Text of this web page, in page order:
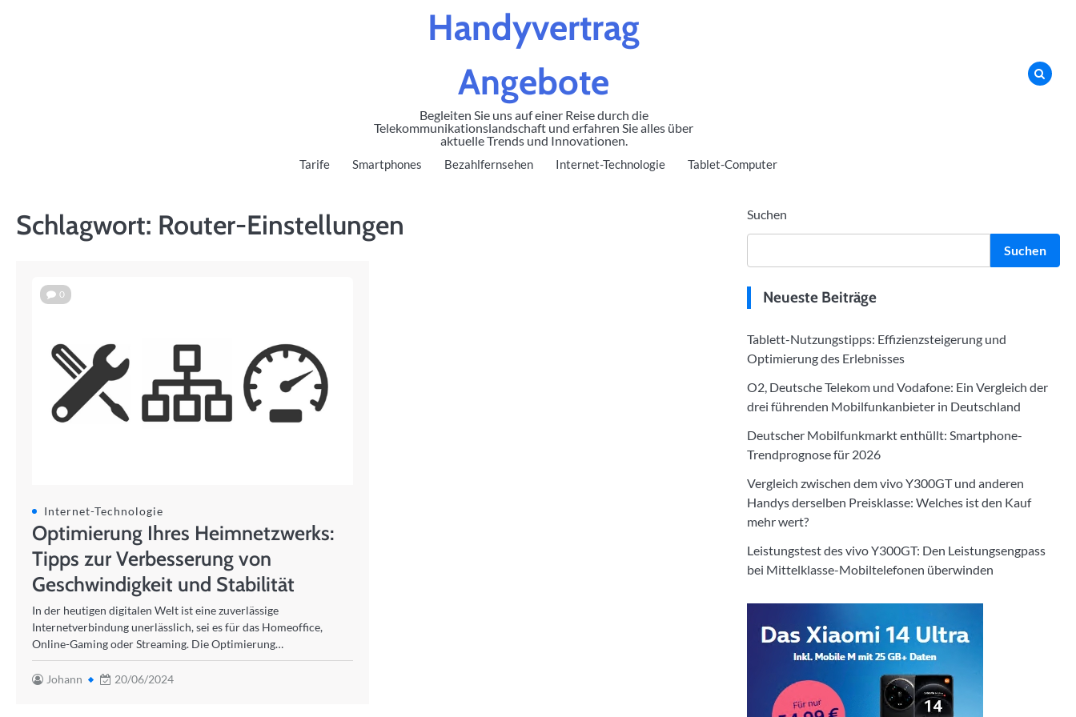
Handyvertrag
Angebote
Begleiten Sie uns auf einer Reise durch die
Telekommunikationslandschaft und erfahren Sie alles über
aktuelle Trends und Innovationen.
Tarife Smartphones Bezahlfernsehen Internet-Technologie Tablet-Computer
Schlagwort: Router-Einstellungen
0
Internet-Technologie
Optimierung Ihres Heimnetzwerks:
Tipps zur Verbesserung von
Geschwindigkeit und Stabilität
In der heutigen digitalen Welt ist eine zuverlässige
Internetverbindung unerlässlich, sei es für das Homeoffice,
Online-Gaming oder Streaming. Die Optimierung…
Johann 20/06/2024
Suchen
Suchen
Neueste Beiträge
Tablett-Nutzungstipps: Effizienzsteigerung und
Optimierung des Erlebnisses
O2, Deutsche Telekom und Vodafone: Ein Vergleich der
drei führenden Mobilfunkanbieter in Deutschland
Deutscher Mobilfunkmarkt enthüllt: Smartphone-
Trendprognose für 2026
Vergleich zwischen dem vivo Y300GT und anderen
Handys derselben Preisklasse: Welches ist den Kauf
mehr wert?
Leistungstest des vivo Y300GT: Den Leistungsengpass
bei Mittelklasse-Mobiltelefonen überwinden